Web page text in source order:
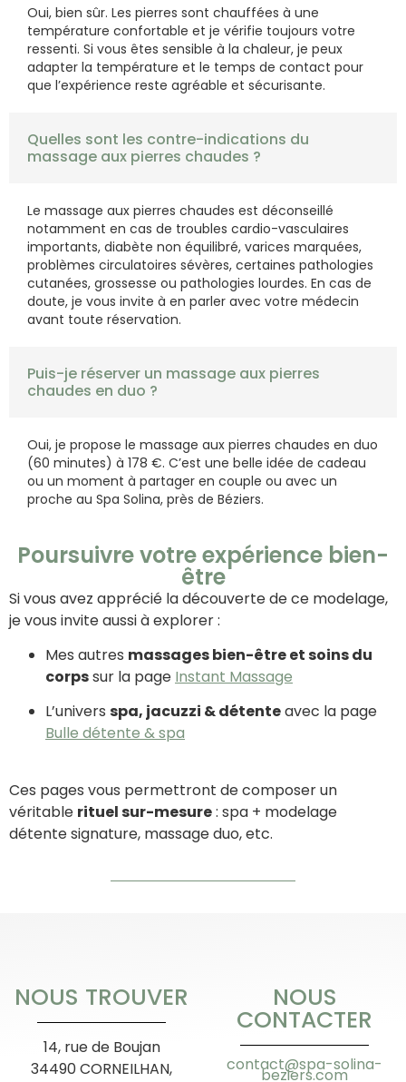
Oui, bien sûr. Les pierres sont chauffées à une
température confortable et je vérifie toujours votre
ressenti. Si vous êtes sensible à la chaleur, je peux
adapter la température et le temps de contact pour
que l’expérience reste agréable et sécurisante.
Quelles sont les contre-indications du
massage aux pierres chaudes ?
Le massage aux pierres chaudes est déconseillé
notamment en cas de troubles cardio-vasculaires
importants, diabète non équilibré, varices marquées,
problèmes circulatoires sévères, certaines pathologies
cutanées, grossesse ou pathologies lourdes. En cas de
doute, je vous invite à en parler avec votre médecin
avant toute réservation.
Puis-je réserver un massage aux pierres
chaudes en duo ?
Oui, je propose le massage aux pierres chaudes en duo
(60 minutes) à 178 €. C’est une belle idée de cadeau
ou un moment à partager en couple ou avec un
proche au Spa Solina, près de Béziers.
Poursuivre votre expérience bien-
être
Si vous avez apprécié la découverte de ce modelage,
je vous invite aussi à explorer :
Mes autres massages bien-être et soins du
corpssur la page Instant Massage
L’univers spa, jacuzzi & détenteavec la page
Bulle détente & spa
Ces pages vous permettront de composer un
véritable rituel sur-mesure: spa + modelage
détente signature, massage duo, etc.
NOUS TROUVER
14, rue de Boujan
34490 CORNEILHAN,
NOUS
CONTACTER
contact@spa-solina-
beziers.com